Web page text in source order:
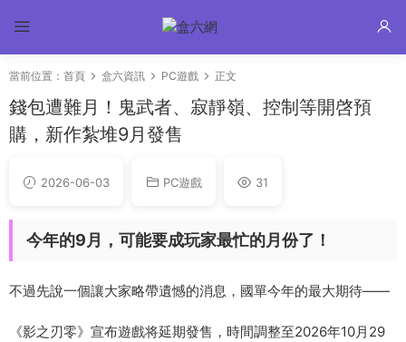
當前位置： 首頁 盒六資訊 PC遊戲 正文
錢包遭難月！鬼武者、寂靜嶺、控制等開啓預
購，新作紮堆9月發售
2026-06-03 PC遊戲 31
今年的9月，可能要成玩家最忙的月份了！
不過先說一個讓大家略帶遺憾的消息，國單今年的最大期待——
《影之刃零》宣布遊戲将延期發售，時間調整至2026年10月29